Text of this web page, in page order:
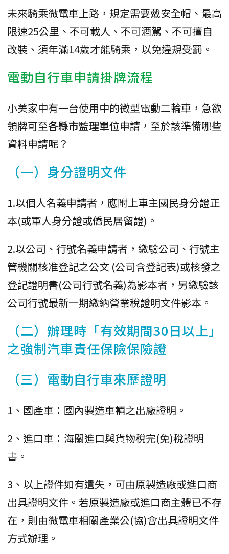
未來騎乘微電車上路，規定需要戴安全帽、最高
限速25公里、不可載人、不可酒駕、不可擅自
改裝、須年滿14歲才能騎乘，以免違規受罰。
電動自行車申請掛牌流程
小美家中有一台使用中的微型電動二輪車，急欲
領牌可至各縣市監理單位申請，至於該準備哪些
資料申請呢？
（一）身分證明文件
1.以個人名義申請者，應附上車主國民身分證正
本(或軍人身分證或僑民居留證)。
2.以公司、行號名義申請者，繳驗公司、行號主
管機關核准登記之公文 (公司含登記表)或核發之
登記證明書(公司行號名義)為影本者，另繳驗該
公司行號最新一期繳納營業稅證明文件影本。
（二）辦理時「有效期間30日以上」
之強制汽車責任保險保險證
（三）電動自行車來歷證明
1、國產車：國內製造車輛之出廠證明。
2、進口車：海關進口與貨物稅完(免)稅證明
書。
3、以上證件如有遺失，可由原製造廠或進口商
出具證明文件。若原製造廠或進口商主體已不存
在，則由微電車相關產業公(協)會出具證明文件
方式辦理。